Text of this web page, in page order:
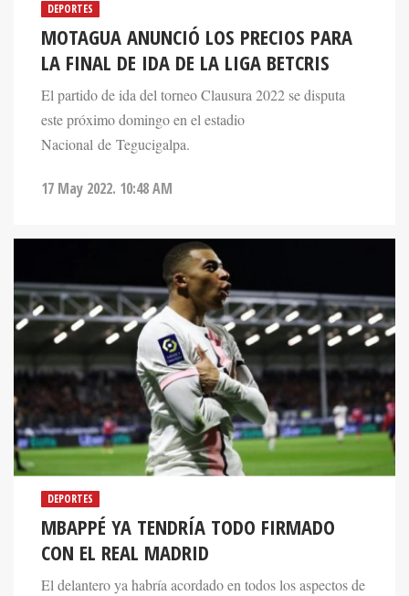
DEPORTES
MOTAGUA ANUNCIÓ LOS PRECIOS PARA
LA FINAL DE IDA DE LA LIGA BETCRIS
El partido de ida del torneo Clausura 2022 se disputa
este próximo domingo en el estadio
Nacional de Tegucigalpa.
17 May 2022. 10:48 AM
DEPORTES
MBAPPÉ YA TENDRÍA TODO FIRMADO
CON EL REAL MADRID
El delantero ya habría acordado en todos los aspectos de